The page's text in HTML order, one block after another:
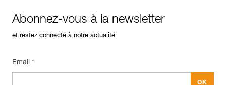
Abonnez-vous à la newsletter
et restez connecté à notre actualité
Email *